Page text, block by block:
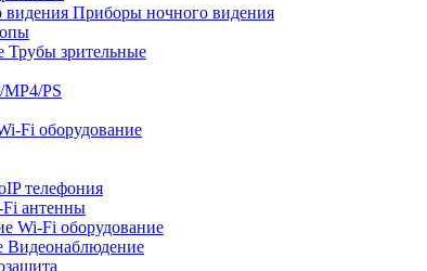
Приборы ночного видения
Трубы зрительные
PS
Fi оборудование
телефония
антенны
Wi-Fi оборудование
Видеонаблюдение